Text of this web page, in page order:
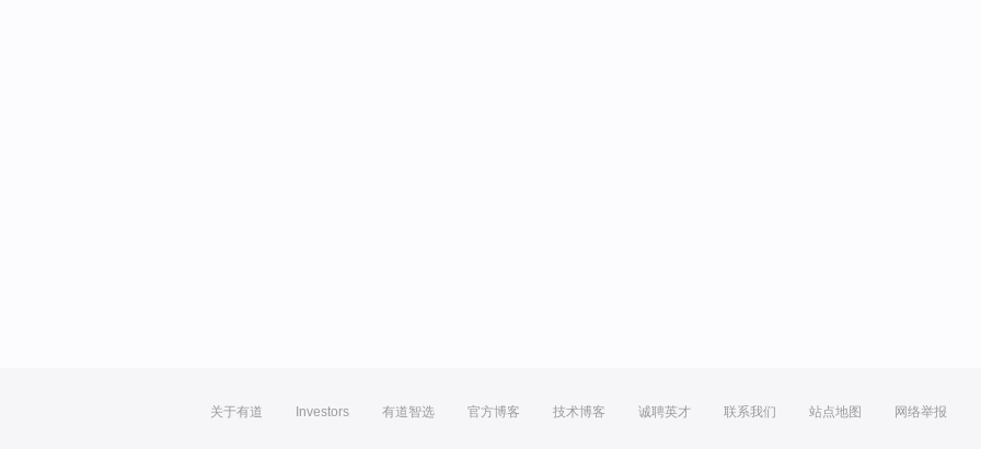
关于有道 Investors 有道智选 官方博客 技术博客 诚聘英才 联系我们 站点地图 网络举报